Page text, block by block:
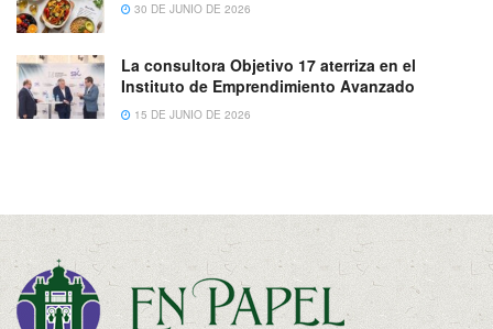
30 DE JUNIO DE 2026
La consultora Objetivo 17 aterriza en el
Instituto de Emprendimiento Avanzado
15 DE JUNIO DE 2026